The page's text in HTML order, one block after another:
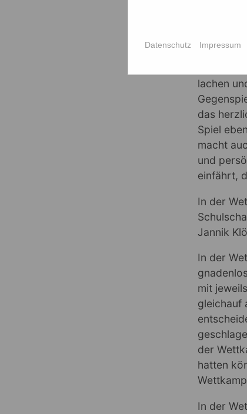
Ein
faux-
lachen
das
Spiel
macht
und
einfährt,
In der
Jannik
In der
mit
gleichauf
der
hatten
In der
Datenschutz Impressum